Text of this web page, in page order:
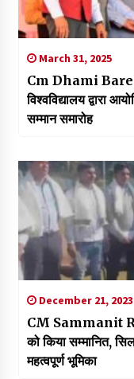
March 31, 2025
Cm Dhami
विश्वविद्यालय द्वारा
सम्मान समारोह
December 21, 2023
CM Sammanit
को किया सम्मानित,
महत्वपूर्ण भूमिका